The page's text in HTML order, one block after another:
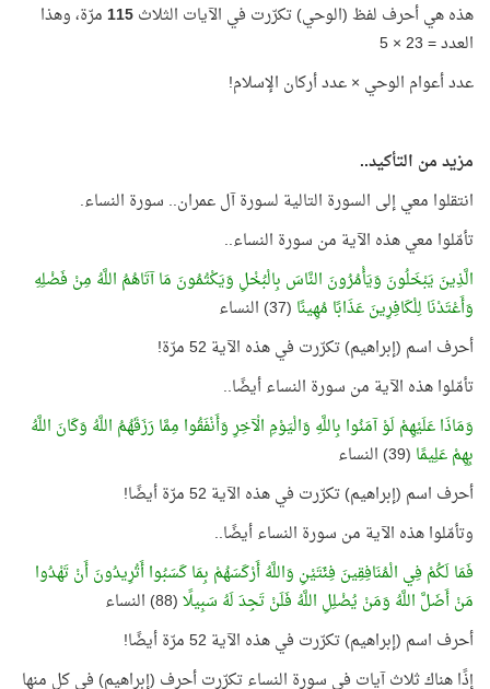
هذه هي أحرف لفظ (الوحي) تكرّرت في الآيات الثلاث115مرّة، وهذا
العدد = 23 × 5
عدد أعوام الوحي × عدد أركان الإسلام!
مزيد من التأكيد..
انتقلوا معي إلى السورة التالية لسورة آل عمران.. سورة النساء.
تأمّلوا معي هذه الآية من سورة النساء..
الَّذِينَ يَبْخَلُونَ وَيَأْمُرُونَ النَّاسَ بِالْبُخْلِ وَيَكْتُمُونَ مَا آتَاهُمُ اللَّهُ مِنْ فَضْلِهِ
وَأَعْتَدْنَا لِلْكَافِرِينَ عَذَابًا مُهِينًا (37) النساء
أحرف اسم (إبراهيم) تكرّرت في هذه الآية 52 مرّة!
تأمّلوا هذه الآية من سورة النساء أيضًا..
وَمَاذَا عَلَيْهِمْ لَوْ آمَنُوا بِاللَّهِ وَالْيَوْمِ الْآخِرِ وَأَنْفَقُوا مِمَّا رَزَقَهُمُ اللَّهُ وَكَانَ اللَّهُ
بِهِمْ عَلِيمًا (39) النساء
أحرف اسم (إبراهيم) تكرّرت في هذه الآية 52 مرّة أيضًا!
وتأمّلوا هذه الآية من سورة النساء أيضًا..
فَمَا لَكُمْ فِي الْمُنَافِقِينَ فِئَتَيْنِ وَاللَّهُ أَرْكَسَهُمْ بِمَا كَسَبُوا أَتُرِيدُونَ أَنْ تَهْدُوا
مَنْ أَضَلَّ اللَّهُ وَمَنْ يُضْلِلِ اللَّهُ فَلَنْ تَجِدَ لَهُ سَبِيلًا(88) النساء
أحرف اسم (إبراهيم) تكرّرت في هذه الآية 52 مرّة أيضًا!
إذًا هناك ثلاث آيات في سورة النساء تكرّرت أحرف (إبراهيم) في كل منها